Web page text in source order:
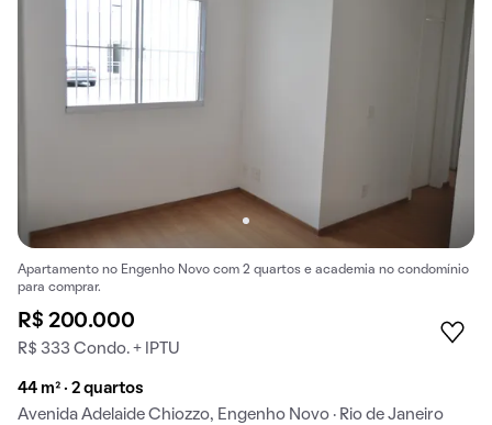
Apartamento no Engenho Novo com 2 quartos e academia no condomínio
para comprar.
R$ 200.000
R$ 333 Condo. + IPTU
44 m² · 2 quartos
Avenida Adelaide Chiozzo, Engenho Novo · Rio de Janeiro